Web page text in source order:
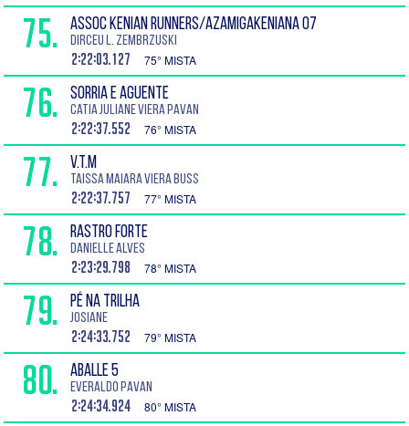
75. ASSOC KENIAN RUNNERS/AZAMIGAKENIANA 07
Dirceu L. Zembrzuski
2:22:03.127 75° MISTA
76. SORRIA E AGUENTE
Catia Juliane Viera Pavan
2:22:37.552 76° MISTA
77. V.T.M
Taissa Maiara Viera Buss
2:22:37.757 77° MISTA
78. RASTRO FORTE
Danielle Alves
2:23:29.798 78° MISTA
79. PÉ NA TRILHA
Josiane
2:24:33.752 79° MISTA
80. ABALLE 5
Everaldo Pavan
2:24:34.924 80° MISTA